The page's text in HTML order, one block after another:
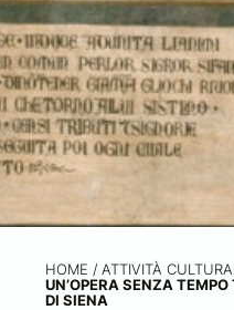
HOME / ATTIVITÀ
UN’OPERA SENZA
DI SIENA